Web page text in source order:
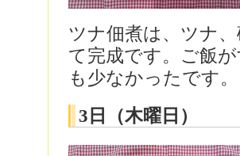
ツナ佃煮は、ツナ
て完成です。ご飯
も少なかったです。
3日（木曜日）